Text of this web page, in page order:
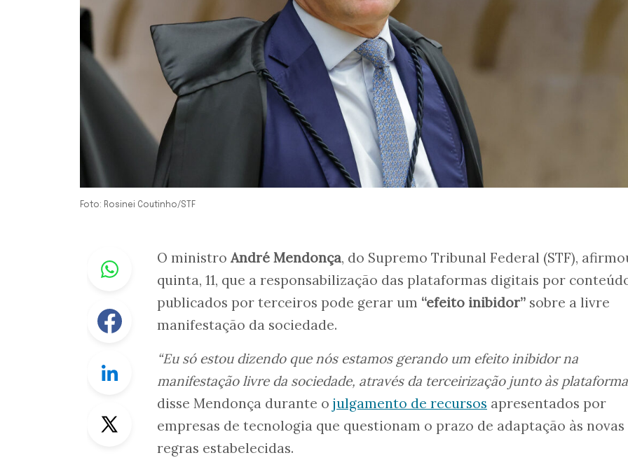
Foto: Rosinei Coutinho/STF
Whastapp
Facebook
Linkedin
Twitter
O ministro André Mendonça, do Supremo Tribunal Federal (STF),
quinta, 11, que a responsabilização das plataformas digitais por
publicados por terceiros pode gerar um “efeito inibidor” sobre a livre
manifestação da sociedade.
“Eu só estou dizendo que nós estamos gerando um efeito inibidor na
manifestação livre da sociedade, através da terceirização junto às
disse Mendonça durante o julgamento de recursos apresentados por
empresas de tecnologia que questionam o prazo de adaptação às novas
regras estabelecidas.